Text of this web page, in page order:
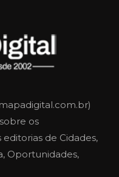
os
de Cidades,
Oportunidades,